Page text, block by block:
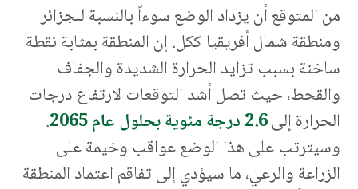
من المتوقع أن يزداد الوضع سوءاً بالنسبة للجزائر
ومنطقة شمال أفريقيا ككل. إن المنطقة بمثابة نقطة
ساخنة بسبب تزايد الحرارة الشديدة والجفاف
والقحط، حيث تصل أشد التوقعات لارتفاع درجات
الحرارة إلى2.6 درجة مئوية بحلول عام 2065
.
وسيترتب على هذا الوضع عواقب وخيمة على
الزراعة والرعي، ما سيؤدي إلى تفاقم اعتماد المنطقة